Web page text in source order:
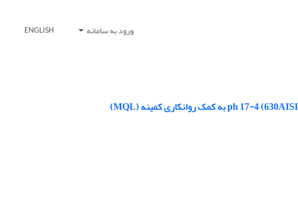
ورود به سامانه ENGLISH